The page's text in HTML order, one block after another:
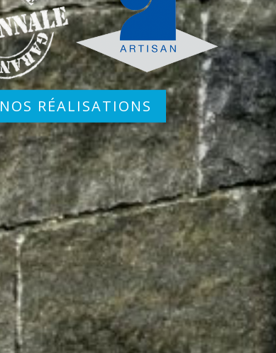
NOS RÉALISATIONS